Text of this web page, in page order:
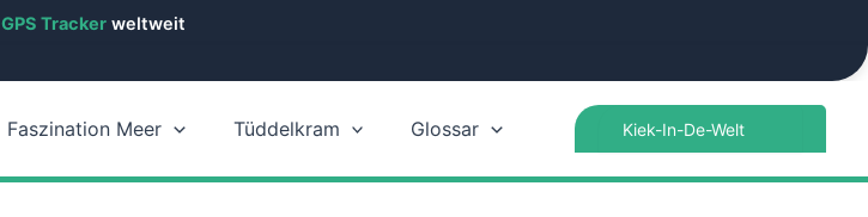
GPS Trackerweltweit
Faszination Meer Tüddelkram Glossar